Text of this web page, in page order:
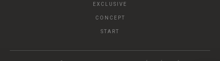
EXCLUSIVE
CONCEPT
START